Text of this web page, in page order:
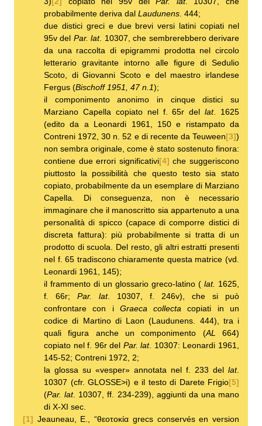
probabilmente deriva dal Laudunens . 444;
due distici greci e due brevi versi latini copiati nel
95v del Par. lat. 10307, che sembrerebbero derivare
da una raccolta di epigrammi prodotta nel circolo
letterario gravitante intorno alle figure di Sedulio
Scoto, di Giovanni Scoto e del maestro irlandese
Fergus (Bischoff1951, 47 n.1);
il componimento anonimo in cinque distici su
Marziano Capella copiato nel f. 65r dellat. 1625
(edito da a Leonardi 1961, 150 e ristampato da
Contreni 1972, 30 n. 52 e di recente da Teuween[3])
non sembra originale, come è stato sostenuto finora:
contiene due errori significativi[4] che suggeriscono
piuttosto la possibilità che questo testo sia stato
copiato, probabilmente da un esemplare di Marziano
Capella. Di conseguenza, non è necessario
immaginare che il manoscritto sia appartenuto a una
personalità di spicco (capace di comporre distici di
discreta fattura): più probabilmente si tratta di un
prodotto di scuola. Del resto, gli altri estratti presenti
nel f. 65 tradiscono chiaramente questa matrice (vd.
Leonardi 1961, 145);
il frammento di un glossario greco-latino ( lat. 1625,
f. 66r; Par. lat. 10307, f. 246v), che si può
confrontare con i Graeca collecta copiati in un
codice di Martino di Laon (Laudunens. 444), tra i
quali figura anche un componimento (AL
664)
copiato nel f. 96r del Par. lat. 10307: Leonardi 1961,
145-52; Contreni 1972, 2;
la glossa su «vesper» annotata nel f. 233 del lat.
10307 (cfr. GLOSSE>i) e il testo di Darete Frigio[5]
(Par. lat. 10307, ff. 234-239), aggiunti da una mano
di X-XI sec.
[1] Jeauneau, E., “θεοτοκία grecs conservés en version